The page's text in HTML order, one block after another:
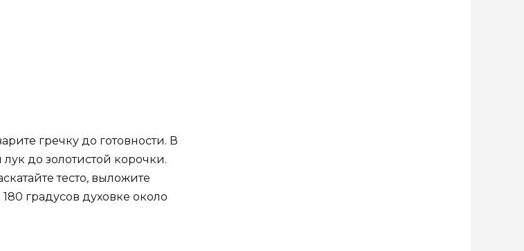
гречку до готовности. В
до золотистой корочки.
тесто, выложите
градусов духовке около